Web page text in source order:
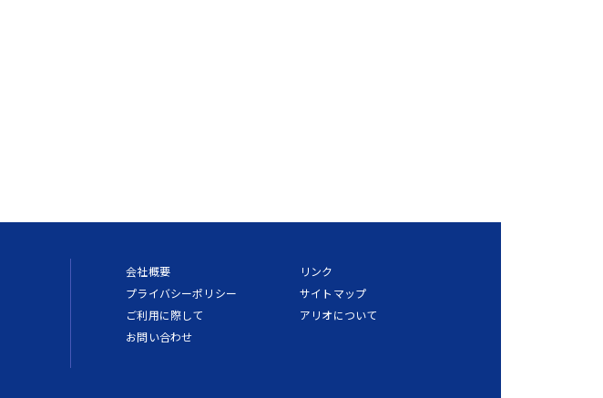
会社概要
プライバシーポリシー
ご利用に際して
お問い合わせ
リンク
サイトマップ
アリオについて